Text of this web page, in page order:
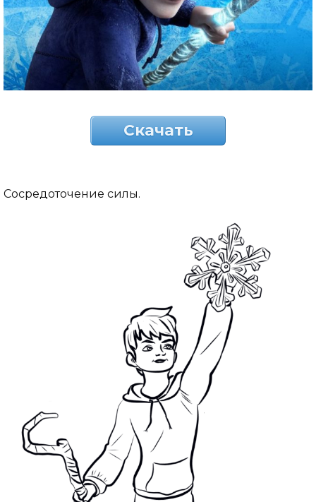
Скачать
Сосредоточение силы.